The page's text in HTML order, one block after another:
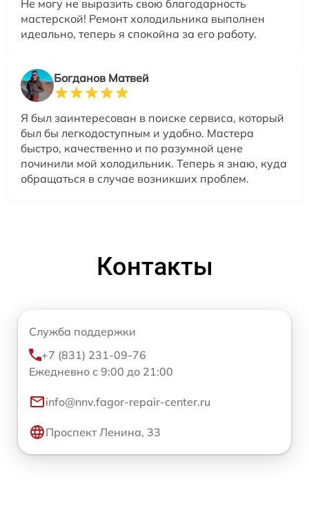
Не могу не выразить свою благодарность
мастерской! Ремонт холодильника выполнен
идеально, теперь я спокойна за его работу.
Богданов Матвей
Я был заинтересован в поиске сервиса, который
был бы легкодоступным и удобно. Мастера
быстро, качественно и по разумной цене
починили мой холодильник. Теперь я знаю, куда
обращаться в случае возникших проблем.
Контакты
Служба поддержки
+7 (831) 231-09-76
Ежедневно с 9:00 до 21:00
info@nnv.fagor-repair-center.ru
Проспект Ленина, 33